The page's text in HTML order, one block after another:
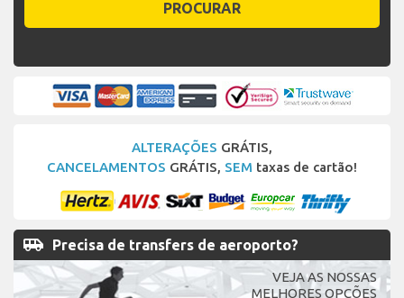
PROCURAR
ALTERAÇÕES GRÁTIS,
CANCELAMENTOS GRÁTIS, SEM taxas de cartão!
airport_shuttle Precisa de transfers de aeroporto?
VEJA AS NOSSAS
MELHORES OPÇÕES